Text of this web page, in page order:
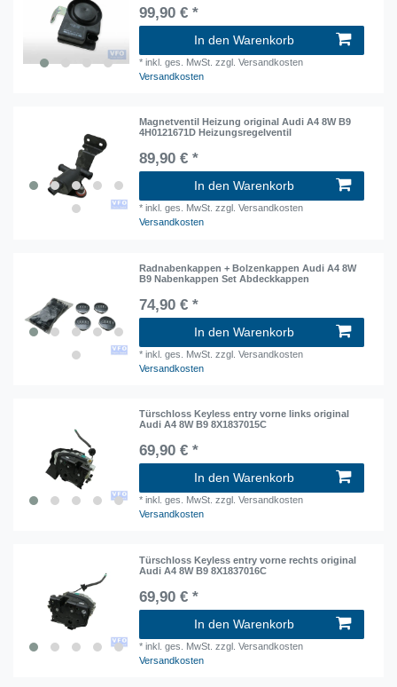
99,90 € *
In den Warenkorb
*inkl. ges. MwSt. zzgl. Versandkosten
Versandkosten
Magnetventil Heizung original Audi A4 8W B9
4H0121671D Heizungsregelventil
89,90 € *
In den Warenkorb
*inkl. ges. MwSt. zzgl. Versandkosten
Versandkosten
Radnabenkappen + Bolzenkappen Audi A4 8W
B9 Nabenkappen Set Abdeckkappen
74,90 € *
In den Warenkorb
*inkl. ges. MwSt. zzgl. Versandkosten
Versandkosten
Türschloss Keyless entry vorne links original
Audi A4 8W B9 8X1837015C
69,90 € *
In den Warenkorb
*inkl. ges. MwSt. zzgl. Versandkosten
Versandkosten
Türschloss Keyless entry vorne rechts original
Audi A4 8W B9 8X1837016C
69,90 € *
In den Warenkorb
*inkl. ges. MwSt. zzgl. Versandkosten
Versandkosten